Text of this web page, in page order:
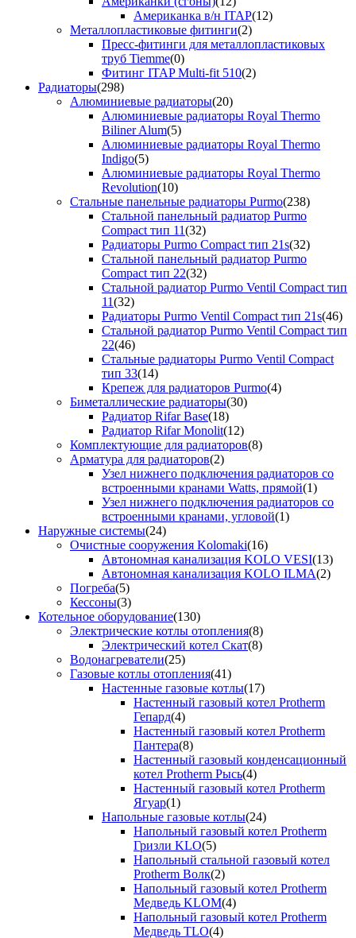
Американка в/н ITAP(12)
Металлопластиковые фитинги(2)
Пресс-фитинги для металлопластиковых
труб Tiemme(0)
Фитинг ITAP Multi-fit 510(2)
Радиаторы(298)
Алюминиевые радиаторы(20)
Алюминиевые радиаторы Royal Thermo
Biliner Alum(5)
Алюминиевые радиаторы Royal Thermo
Indigo(5)
Алюминиевые радиаторы Royal Thermo
Revolution(10)
Стальные панельные радиаторы Purmo(238)
Стальной панельный радиатор Purmo
Compact тип 11(32)
Радиаторы Purmo Compact тип 21s(32)
Стальной панельный радиатор Purmo
Compact тип 22(32)
Стальной радиатор Purmo Ventil Compact тип
11(32)
Радиаторы Purmo Ventil Compact тип 21s(46)
Стальной радиатор Purmo Ventil Compact тип
22(46)
Стальные радиаторы Purmo Ventil Compact
тип 33(14)
Крепеж для радиаторов Purmo(4)
Биметаллические радиаторы(30)
Радиатор Rifar Base(18)
Радиатор Rifar Monolit(12)
Комплектующие для радиаторов(8)
Арматура для радиаторов(2)
Узел нижнего подключения радиаторов со
встроенными кранами Watts, прямой(1)
Узел нижнего подключения радиаторов со
встроенными кранами, угловой(1)
Наружные системы(24)
Очистные сооружения Kolomaki(16)
Автономная канализация KOLO VESI(13)
Автономная канализация KOLO ILMA(2)
Погреба(5)
Кессоны(3)
Котельное оборудование(130)
Электрические котлы отопления(8)
Электрический котел Скат(8)
Водонагреватели(25)
Газовые котлы отопления(41)
Настенные газовые котлы(17)
Настенный газовый котел Protherm
Гепард(4)
Настенный газовый котел Protherm
Пантера(8)
Настенный газовый конденсационный
котел Protherm Рысь(4)
Настенный газовый котел Protherm
Ягуар(1)
Напольные газовые котлы(24)
Напольный газовый котел Protherm
Гризли KLO(5)
Напольный стальной газовый котел
Protherm Волк(2)
Напольный газовый котел Protherm
Медведь KLOM(4)
Напольный газовый котел Protherm
Медведь TLO(4)